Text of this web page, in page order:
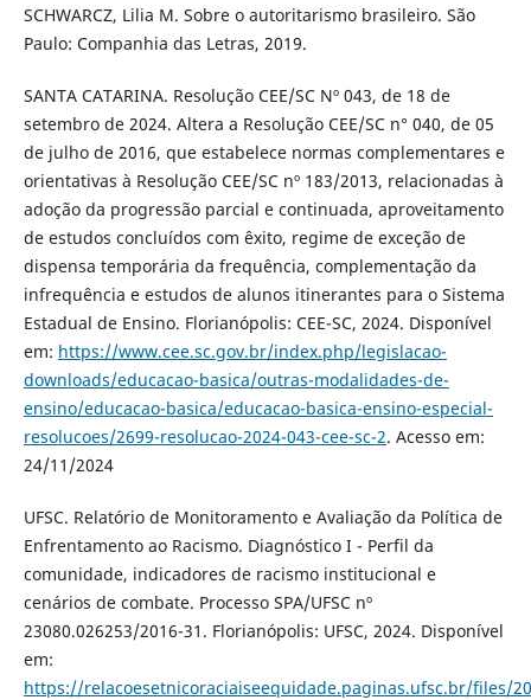
SCHWARCZ, Lilia M. Sobre o autoritarismo brasileiro. São
Paulo: Companhia das Letras, 2019.
SANTA CATARINA. Resolução CEE/SC Nº 043, de 18 de
setembro de 2024. Altera a Resolução CEE/SC n° 040, de 05
de julho de 2016, que estabelece normas complementares e
orientativas à Resolução CEE/SC nº 183/2013, relacionadas à
adoção da progressão parcial e continuada, aproveitamento
de estudos concluídos com êxito, regime de exceção de
dispensa temporária da frequência, complementação da
infrequência e estudos de alunos itinerantes para o Sistema
Estadual de Ensino. Florianópolis: CEE-SC, 2024. Disponível
em: https://www.cee.sc.gov.br/index.php/legislacao-
downloads/educacao-basica/outras-modalidades-de-
ensino/educacao-basica/educacao-basica-ensino-especial-
resolucoes/2699-resolucao-2024-043-cee-sc-2. Acesso em:
24/11/2024
UFSC. Relatório de Monitoramento e Avaliação da Política de
Enfrentamento ao Racismo. Diagnóstico I - Perfil da
comunidade, indicadores de racismo institucional e
cenários de combate. Processo SPA/UFSC nº
23080.026253/2016-31. Florianópolis: UFSC, 2024. Disponível
em:
https://relacoesetnicoraciaiseequidade.paginas.ufsc.br/files/